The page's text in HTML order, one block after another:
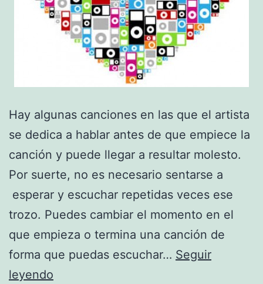
Hay algunas canciones en las que el artista
se dedica a hablar antes de que empiece la
canción y puede llegar a resultar molesto.
Por suerte, no es necesario sentarse a
esperar y escuchar repetidas veces ese
trozo. Puedes cambiar el momento en el
que empieza o termina una canción de
forma que puedas escuchar… Seguir
leyendo